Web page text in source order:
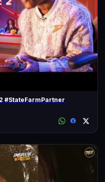
#StateFarmPartner